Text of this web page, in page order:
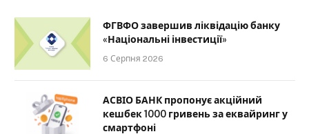
ФГВФО завершив ліквідацію банку
«Національні інвестиції»
6 Серпня 2026
АСВІО БАНК пропонує акційний
кешбек 1000 гривень за еквайринг у
смартфоні